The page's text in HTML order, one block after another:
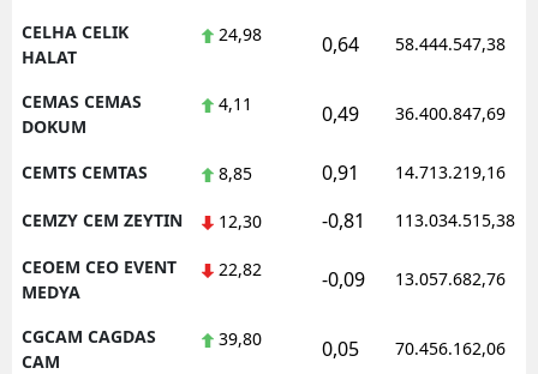
CELHA CELIK
HALAT
24,98 0,64 58.444.547,38
CEMAS CEMAS
DOKUM
4,11 0,49 36.400.847,69
CEMTS CEMTAS 8,85 0,91 14.713.219,16
CEMZY CEM ZEYTIN 12,30 -0,81 113.034.515,38
CEOEM CEO EVENT
MEDYA
22,82 -0,09 13.057.682,76
CGCAM CAGDAS
CAM
39,80 0,05 70.456.162,06